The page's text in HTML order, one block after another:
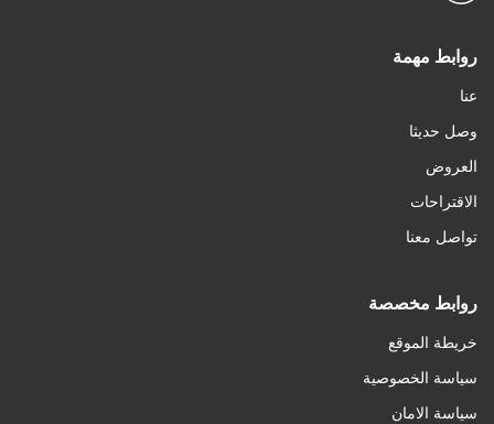
روابط مهمة
عنا
وصل حديثا
العروض
الاقتراحات
تواصل معنا
روابط مخصصة
خريطة الموقع
سياسة الخصوصية
سياسة الامان